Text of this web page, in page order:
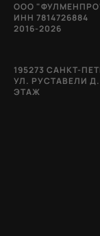
ООО
ИНН 7814726884
2016-2026
195273 САНКТ-
УЛ. РУСТАВЕЛИ Д.
ЭТАЖ